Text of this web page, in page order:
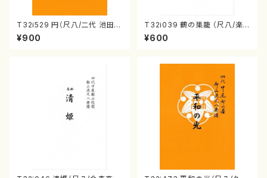
T32i529 円（尺八/二代 池田静
山/楽譜）都山流公刊楽譜曲番:2
238
¥900
T32i039 鶴の巣籠 （尺八/楽
譜）都山no.38
¥600